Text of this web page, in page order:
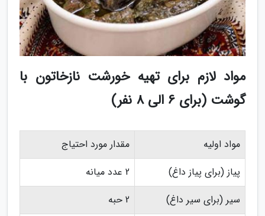
مواد لازم برای تهیه خورشت نازخاتون با
گوشت (برای 6 الی 8 نفر)
مواد اولیه
مقدار مورد احتیاج
پیاز (برای پیاز داغ)
2 عدد میانه
سیر (برای سیر داغ)
2 حبه